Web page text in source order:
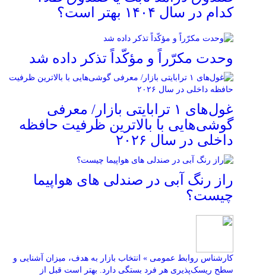
کدام در سال ۱۴۰۴ بهتر است؟
وحدت مکرّراً و مؤکّداً تذکر داده شد
غول‌های ۱ ترابایتی بازار/ معرفی
گوشی‌هایی با بالاترین ظرفیت حافظه
داخلی در سال ۲۰۲۶
راز رنگ آبی در صندلی های هواپیما
چیست؟
کارشناس روابط عمومی » انتخاب بازار به هدف، میزان آشنایی و
سطح ریسک‌پذیری هر فرد بستگی دارد. بهتر است قبل از